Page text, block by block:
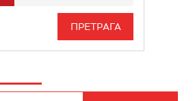
РАДИО БЕОГРАД 3
ИНФО